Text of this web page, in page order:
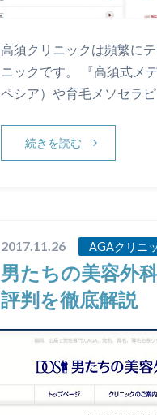
高須クリニックは頻繁に
ニックです。 『高須式メ
ペシア）や育毛メソセラ
続きを読む
2017.11.26 AGAクリニ
男たちの美容外
評判を徹底解説